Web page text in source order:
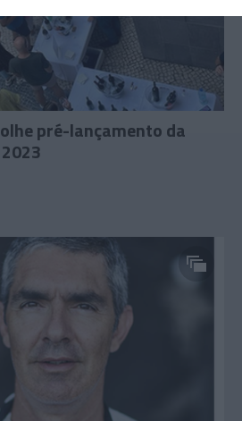
pré-lançamento da